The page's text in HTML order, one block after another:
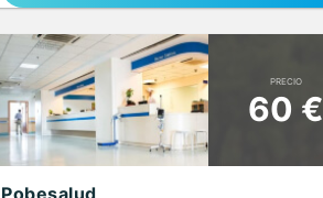
PRECIO
60 €
Pobesalud